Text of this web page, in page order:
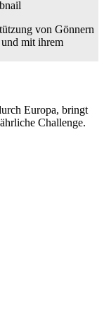
von Gönnern
mit ihrem
Europa, bringt
Challenge.